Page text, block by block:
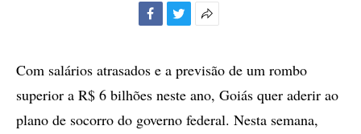
compartilhamento
Com salários atrasados e a previsão de um rombo
superior a R$ 6 bilhões neste ano, Goiás quer aderir ao
plano de socorro do governo federal. Nesta semana,